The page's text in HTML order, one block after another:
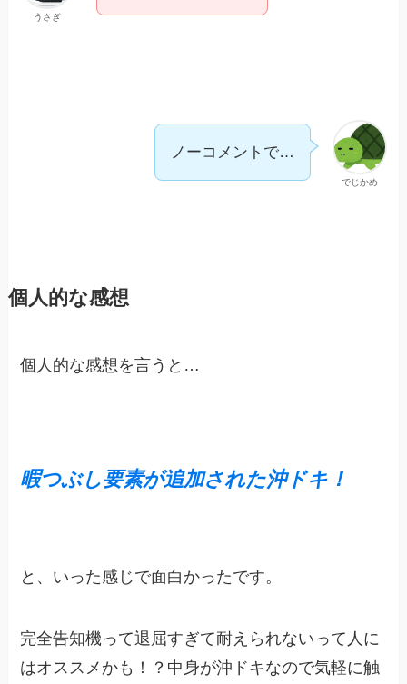
うさぎ
でじかめ
ノーコメントで…
個人的な感想
個人的な感想を言うと…
暇つぶし要素が追加された沖ドキ！
と、いった感じで面白かったです。
完全告知機って退屈すぎて耐えられないって人に
はオススメかも！？中身が沖ドキなので気軽に触